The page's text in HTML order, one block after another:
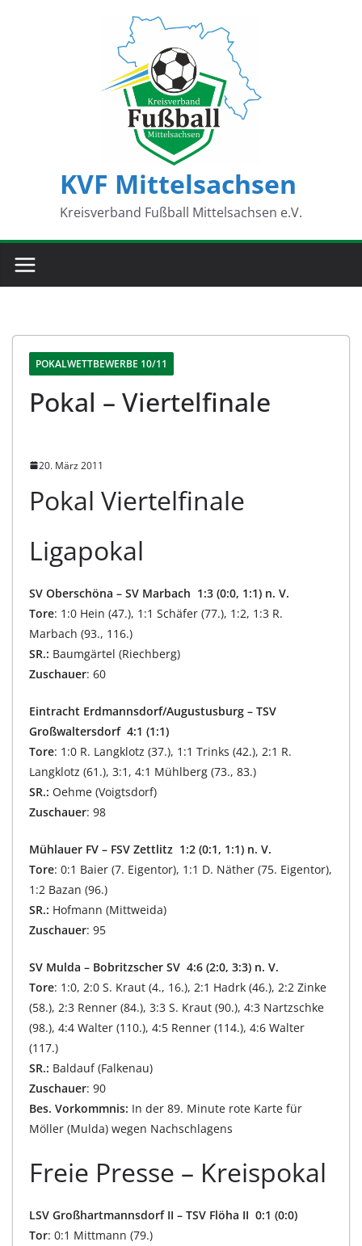
KVF Mittelsachsen
Kreisverband Fußball Mittelsachsen e.V.
POKALWETTBEWERBE 10/11
Pokal – Viertelfinale
20. März 2011
Pokal Viertelfinale
Ligapokal
SV Oberschöna – SV Marbach 1:3 (0:0, 1:1) n. V.
Tore: 1:0 Hein (47.), 1:1 Schäfer (77.), 1:2, 1:3 R.
Marbach (93., 116.)
SR.: Baumgärtel (Riechberg)
Zuschauer: 60
Eintracht Erdmannsdorf/Augustusburg – TSV
Großwaltersdorf 4:1 (1:1)
Tore: 1:0 R. Langklotz (37.), 1:1 Trinks (42.), 2:1 R.
Langklotz (61.), 3:1, 4:1 Mühlberg (73., 83.)
SR.: Oehme (Voigtsdorf)
Zuschauer: 98
Mühlauer FV – FSV Zettlitz 1:2 (0:1, 1:1) n. V.
Tore: 0:1 Baier (7. Eigentor), 1:1 D. Näther (75. Eigentor),
1:2 Bazan (96.)
SR.: Hofmann (Mittweida)
Zuschauer: 95
SV Mulda – Bobritzscher SV 4:6 (2:0, 3:3) n. V.
Tore: 1:0, 2:0 S. Kraut (4., 16.), 2:1 Hadrk (46.), 2:2 Zinke
(58.), 2:3 Renner (84.), 3:3 S. Kraut (90.), 4:3 Nartzschke
(98.), 4:4 Walter (110.), 4:5 Renner (114.), 4:6 Walter
(117.)
SR.: Baldauf (Falkenau)
Zuschauer: 90
Bes. Vorkommnis: In der 89. Minute rote Karte für
Möller (Mulda) wegen Nachschlagens
Freie Presse – Kreispokal
LSV Großhartmannsdorf II – TSV Flöha II 0:1 (0:0)
Tor: 0:1 Mittmann (79.)